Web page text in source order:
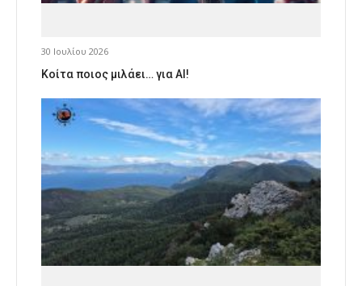
30 Ιουλίου 2026
Κοίτα ποιος μιλάει… για AI!